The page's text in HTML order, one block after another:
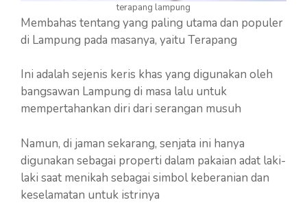
terapang lampung
Membahas tentang yang paling utama dan populer
di Lampung pada masanya, yaitu Terapang
Ini adalah sejenis keris khas yang digunakan oleh
bangsawan Lampung di masa lalu untuk
mempertahankan diri dari serangan musuh
Namun, di jaman sekarang, senjata ini hanya
digunakan sebagai properti dalam pakaian adat laki-
laki saat menikah sebagai simbol keberanian dan
keselamatan untuk istrinya